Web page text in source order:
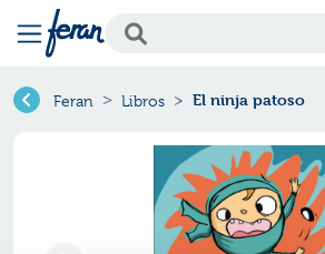
Feran Libros El ninja patoso